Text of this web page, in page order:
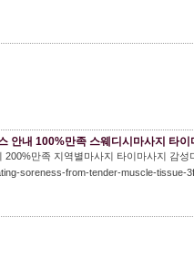
안내 100%만족 스웨디시마사지 타
만족 지역별마사지 타이마사지 감
soreness-from-tender-muscle-